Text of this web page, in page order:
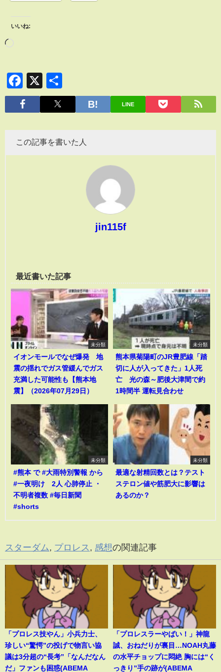
いいね:
Facebook
X
有
LINE
この記事を書いた人
jin115f
最近書いた記事
未分類
イオンモールでなぜ爆発 地
震の揺れでガス管緩んでガス
充満した可能性も【熊本地
震】（2026年07月29日）
未分類
熊本県菊陽町のJR豊肥線「踏
切に人が入ってきた」1人死
亡 光の森～肥後大津間で約
1時間半 運転見合わせ
未分類
#熊本 で #大雨特別警報 から
#一夜明け 2人 心肺停止 ・
不明者複数 #毎日新聞
#shorts
未分類
最適な射精回数とは？テスト
ステロン値や筋肥大に影響は
あるのか？
スターダム, プロレス , 感想の関連記事
「プロレス技やん」小兵力士、
珍しい“驚愕”の投げで物言い協
議は3分超の“長考”「なんだなん
だ」ファンも困惑(ABEMA
「プロレスラーやばい！」神龍
誠、おねだりが裏目…NOAH丸藤
の水平チョップに悶絶 胸には“く
っきり”手の跡が(ABEMA